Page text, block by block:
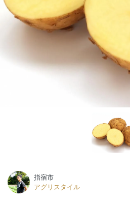
指宿市
アグリスタイル